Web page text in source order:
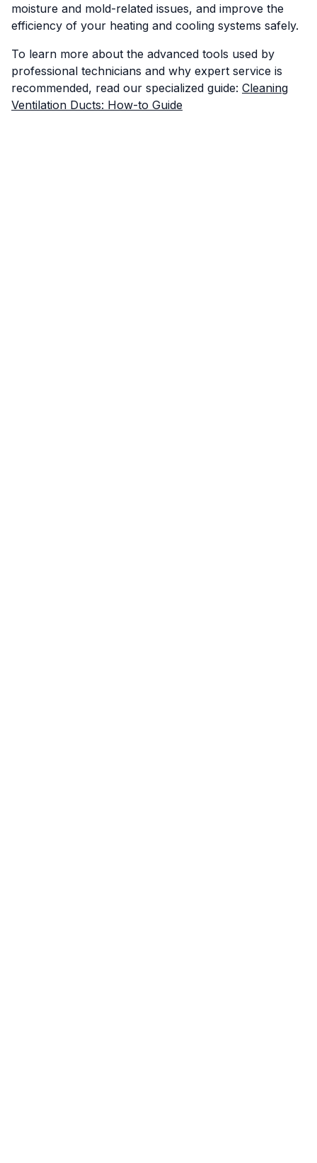
moisture and mold-related issues, and improve the
efficiency of your heating and cooling systems safely.
To learn more about the advanced tools used by
professional technicians and why expert service is
recommended, read our specialized guide: Cleaning
Ventilation Ducts: How-to Guide